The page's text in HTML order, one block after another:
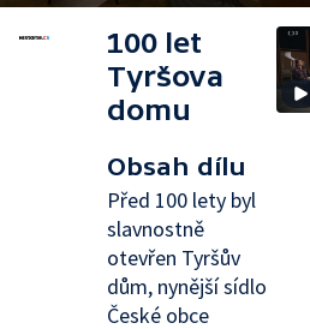
100 let
Tyršova
domu
Obsah dílu
Před 100 lety byl
slavnostně
otevřen Tyršův
dům, nynější sídlo
České obce